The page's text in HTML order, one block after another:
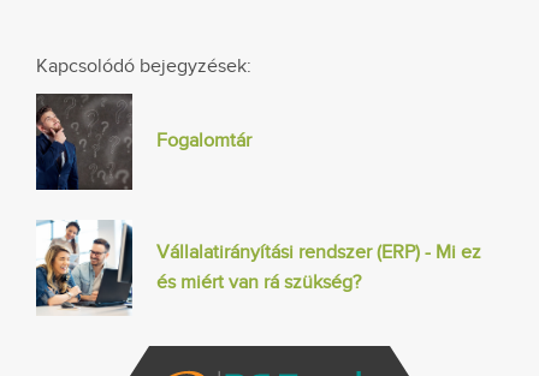
Kapcsolódó bejegyzések:
Fogalomtár
Vállalatirányítási rendszer (ERP) - Mi ez
és miért van rá szükség?